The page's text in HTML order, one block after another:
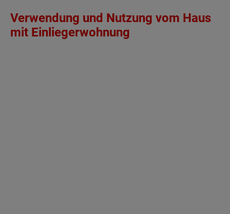
Verwendung und Nutzung vom Haus
mit Einliegerwohnung